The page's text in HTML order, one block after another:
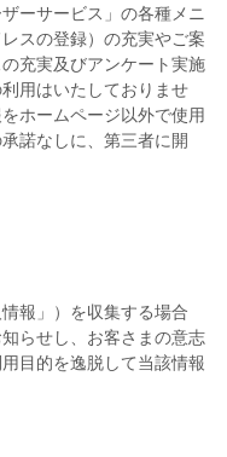
ーサービス」の各種メニ
スの登録）の充実やご案
充実及びアンケート実施
用はいたしておりませ
ホームページ以外で使用
諾なしに、第三者に開
報」）を収集する場合
らせし、お客さまの意志
目的を逸脱して当該情報